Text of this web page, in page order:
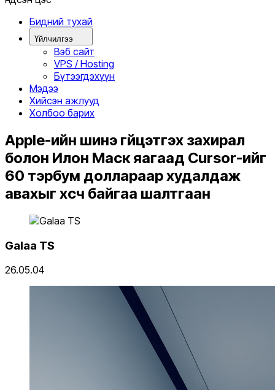
Бидний тухай
Үйлчилгээ
Вэб сайт
VPS / Hosting
Бүтээгдэхүүн
Мэдээ
Хийсэн ажлууд
Холбоо барих
Apple-ийн шинэ гүйцэтгэх захирал
болон Илон Маск яагаад Cursor-ийг
60 тэрбум доллараар худалдаж
авахыг хүсч байгаа шалтгаан
Galaa TS
26.05.04